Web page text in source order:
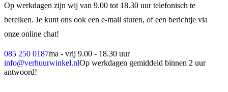
Op werkdagen zijn wij van 9.00 tot 18.30 uur telefonisch te
bereiken. Je kunt ons ook een e-mail sturen, of een berichtje via
onze online chat!
085 250 0187ma - vrij 9.00 - 18.30 uur
info@verhuurwinkel.nlOp werkdagen gemiddeld binnen 2 uur
antwoord!